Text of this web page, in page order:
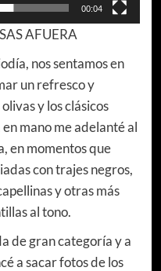
00:04
AFUERA
nos sentamos en
un refresco y
y los clásicos
mano me adelanté al
en momentos que
con trajes negros,
y otras más
al tono.
de gran categoría y a
a sacar fotos de los